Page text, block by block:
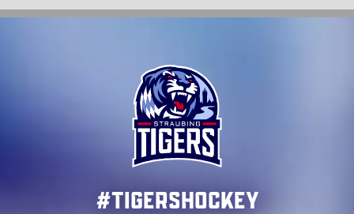
#TigersHockey